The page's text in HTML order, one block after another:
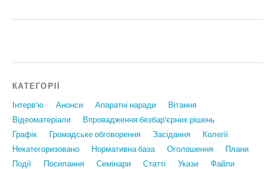
КАТЕГОРІЇ
Інтерв'ю Анонси Апаратні наради
Вiтання
Відеоматеріали
Впровадження безбар'єрних рішень
Графiк
Громадське обговорення Засідання
Колегії
Некатегоризовано
Нормативна база Оголошення
Плани
Події
Посилання Семінари Статтi Укази
Файли